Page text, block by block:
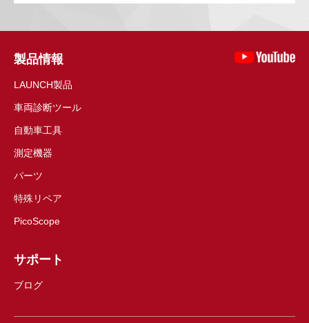
製品情報
LAUNCH製品
車両診断ツール
自動車工具
測定機器
パーツ
特殊リペア
PicoScope
サポート
ブログ